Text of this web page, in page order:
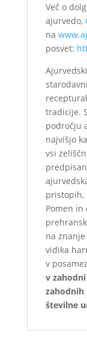
Več o
ajurvedo,
na
posvet:
tradicije.
področju
najvišjo
vsi
pristopih,
Pomen in
na
vidika
v
v
zahodnih
številne